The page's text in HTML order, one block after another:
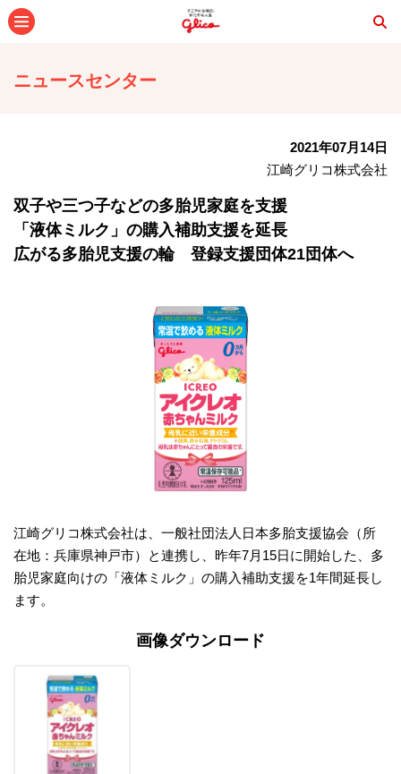
ニュースセンター
2021年07月14日
江崎グリコ株式会社
双子や三つ子などの多胎児家庭を支援
「液体ミルク」の購入補助支援を延長
広がる多胎児支援の輪 登録支援団体21団体へ
江崎グリコ株式会社は、一般社団法人日本多胎支援協会（所
在地：兵庫県神戸市）と連携し、昨年7月15日に開始した、多
胎児家庭向けの「液体ミルク」の購入補助支援を1年間延長し
ます。
画像ダウンロード